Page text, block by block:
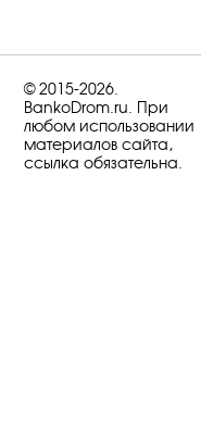
© 2015-2026.
BankoDrom.ru. При
любом использовании
материалов сайта,
ссылка обязательна.